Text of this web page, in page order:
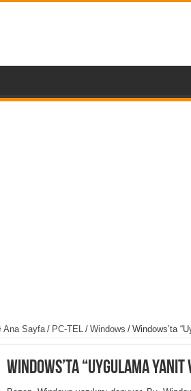
Ana Sayfa / PC-TEL / Windows / Windows’ta
Windows’ta “Uygulama